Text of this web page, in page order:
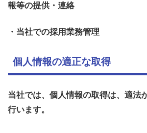
報等の提供・連絡
・当社での採用業務管理
個人情報の適正な取得
当社では、個人情報の取得は、適法
行います。